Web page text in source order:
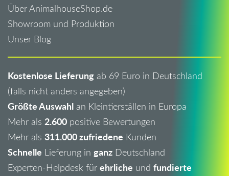
Über AnimalhouseShop.de
Showroom und Produktion
Unser Blog
Kostenlose Lieferung ab 69 Euro in Deutschland
(falls nicht anders angegeben)
Größte Auswahl an Kleintierställen in Europa
Mehr als 2.600 positive Bewertungen
Mehr als 311.000 zufriedene Kunden
Schnelle Lieferung in ganz Deutschland
Experten-Helpdesk für ehrliche und fundierte